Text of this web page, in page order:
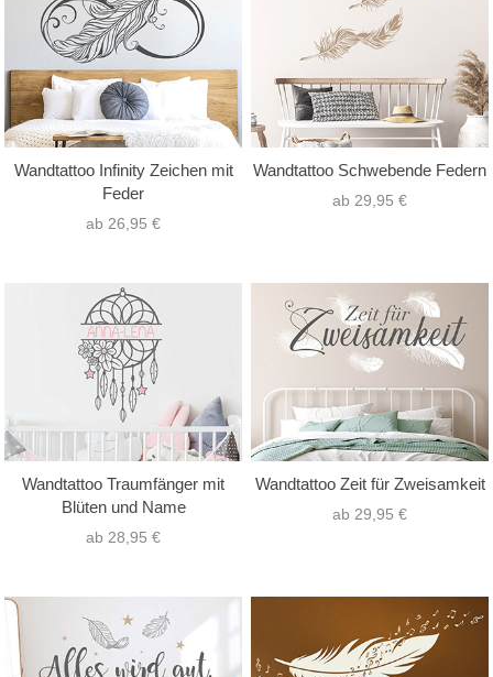
Wandtattoo Infinity Zeichen mit
Feder
ab 26,95 €
Wandtattoo Schwebende Federn
ab 29,95 €
Wandtattoo Traumfänger mit
Blüten und Name
ab 28,95 €
Wandtattoo Zeit für Zweisamkeit
ab 29,95 €